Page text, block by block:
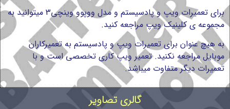
برای تعمیرات ویپ و پادسیستم و مدل ووپوو وینچی3 میتوانید به
مجموعه ی کلینیک ویپ مراجعه کنید.
به هیچ عنوان برای تعمیرات ویپ و پادسیستم به تعمیرکاران
موبایل مراجعه نکنید. تعمیر ویپ کاری تخصصی است و با
تعمیرات دیگر متفاوت میباشد.
گالری تصاویر